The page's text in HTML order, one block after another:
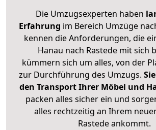
Die Umzugsexperten haben
Erfahrung im Bereich Umzüge
kennen die Anforderungen, die
Hanau nach Rastede mit sich
kümmern sich um alles, von der
zur Durchführung des Umzugs.
den Transport Ihrer Möbel und
packen alles sicher ein und
alles rechtzeitig an Ihrem
Rastede ankommt.